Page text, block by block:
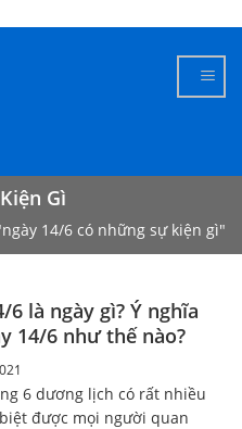
Gì
14/6 có những sự kiện gì"
6 là ngày gì? Ý nghĩa
14/6 như thế nào?
6 dương lịch có rất nhiều
được mọi người quan